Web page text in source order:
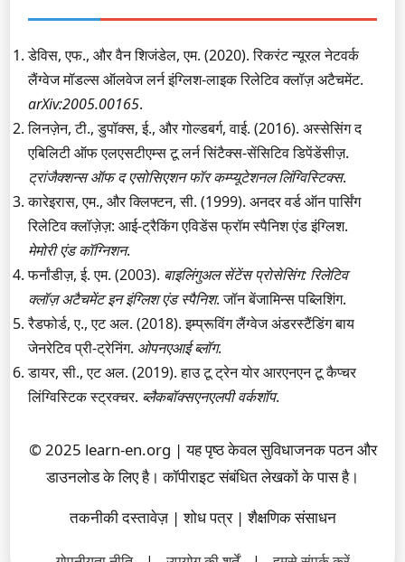
डेविस, एफ., और वैन शिजंडेल, एम. (2020). रिकरंट न्यूरल नेटवर्क
लैंग्वेज मॉडल्स ऑलवेज लर्न इंग्लिश-लाइक रिलेटिव क्लॉज़ अटैचमेंट.
arXiv:2005.00165.
लिनज़ेन, टी., डुपॉक्स, ई., और गोल्डबर्ग, वाई. (2016). अस्सेसिंग द
एबिलिटी ऑफ एलएसटीएम्स टू लर्न सिंटैक्स-सेंसिटिव डिपेंडेंसीज़.
ट्रांजैक्शन्स ऑफ द एसोसिएशन फॉर कम्प्यूटेशनल लिंग्विस्टिक्स.
कारेइरास, एम., और क्लिफ्टन, सी. (1999). अनदर वर्ड ऑन पार्सिंग
रिलेटिव क्लॉज़ेज़: आई-ट्रैकिंग एविडेंस फ्रॉम स्पैनिश एंड इंग्लिश.
मेमोरी एंड कॉग्निशन.
फर्नांडीज़, ई. एम. (2003). बाइलिंगुअल सेंटेंस प्रोसेसिंग: रिलेटिव
क्लॉज़ अटैचमेंट इन इंग्लिश एंड स्पैनिश. जॉन बेंजामिन्स पब्लिशिंग.
रैडफोर्ड, ए., एट अल. (2018). इम्प्रूविंग लैंग्वेज अंडरस्टैंडिंग बाय
जेनरेटिव प्री-ट्रेनिंग. ओपनएआई ब्लॉग.
डायर, सी., एट अल. (2019). हाउ टू ट्रेन योर आरएनएन टू कैप्चर
लिंग्विस्टिक स्ट्रक्चर. ब्लैकबॉक्सएनएलपी वर्कशॉप.
© 2025 learn-en.org | यह पृष्ठ केवल सुविधाजनक पठन और
डाउनलोड के लिए है। कॉपीराइट संबंधित लेखकों के पास है।
तकनीकी दस्तावेज़ | शोध पत्र | शैक्षणिक संसाधन